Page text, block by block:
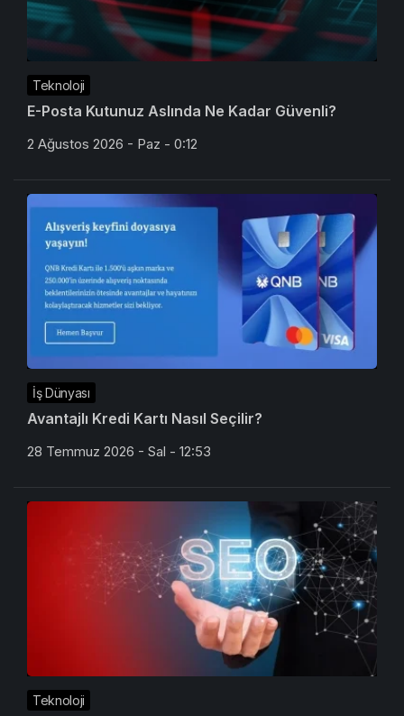
Teknoloji
E-Posta Kutunuz Aslında Ne Kadar Güvenli?
2 Ağustos 2026 - Paz - 0:12
İş Dünyası
Avantajlı Kredi Kartı Nasıl Seçilir?
28 Temmuz 2026 - Sal - 12:53
Teknoloji